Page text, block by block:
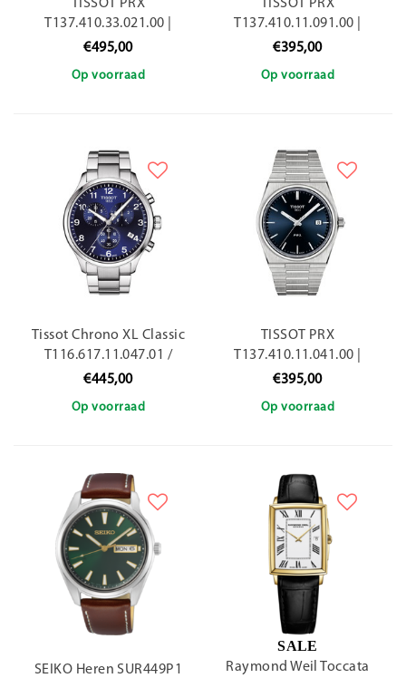
TISSOT PRX
T137.410.33.021.00 |
40MM
€495,00
Op voorraad
TISSOT PRX
T137.410.11.091.00 |
40mm
€395,00
Op voorraad
Tissot Chrono XL Classic
T116.617.11.047.01 /
45mm
€445,00
Op voorraad
TISSOT PRX
T137.410.11.041.00 |
40mm
€395,00
Op voorraad
SEIKO Heren SUR449P1
SALE
Raymond Weil Toccata